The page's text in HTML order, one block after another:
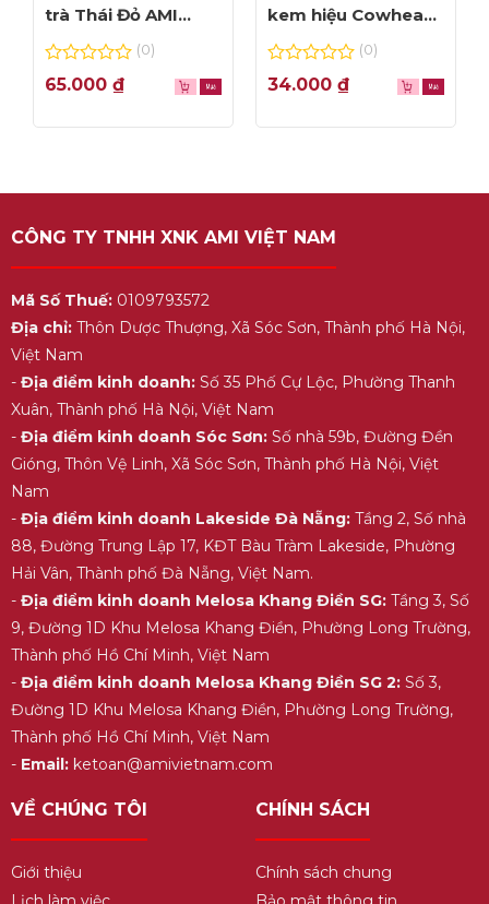
trà Thái Đỏ AMI
thơm ngon, túi lọc
0
out
5
(0)
65.000 ₫
kem hiệu Cowhead
– hộp 1L
0
out
5
(0)
34.000 ₫
CÔNG TY TNHH XNK AMI VIỆT NAM
Mã Số Thuế:0109793572
Địa chỉ:Thôn Dược Thượng, Xã Sóc Sơn, Thành phố Hà Nội,
Việt Nam
- Địa điểm kinh doanh:Số 35 Phố Cự Lộc, Phường Thanh
Xuân, Thành phố Hà Nội, Việt Nam
- Địa điểm kinh doanh Sóc Sơn:Số nhà 59b, Đường Đền
Gióng, Thôn Vệ Linh, Xã Sóc Sơn, Thành phố Hà Nội, Việt
Nam
- Địa điểm kinh doanh Lakeside Đà Nẵng:Tầng 2, Số nhà
88, Đường Trung Lập 17, KĐT Bàu Tràm Lakeside, Phường
Hải Vân, Thành phố Đà Nẵng, Việt Nam.
- Địa điểm kinh doanh Melosa Khang Điền SG:Tầng 3, Số
9, Đường 1D Khu Melosa Khang Điền, Phường Long Trường,
Thành phố Hồ Chí Minh, Việt Nam
- Địa điểm kinh doanh Melosa Khang Điền SG 2:Số 3,
Đường 1D Khu Melosa Khang Điền, Phường Long Trường,
Thành phố Hồ Chí Minh, Việt Nam
- Email:ketoan@amivietnam.com
VỀ CHÚNG TÔI
Giới thiệu
CHÍNH SÁCH
Chính sách chung